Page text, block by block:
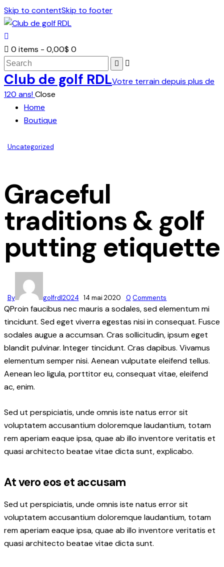
Skip to contentSkip to footer
0 items - 0,00$ 0
Search
Club de golf RDLVotre terrain depuis plus de
120 ans!Close
Home
Boutique
facebook-
twitter-
dribble-
instagram
Uncategorized
Graceful
traditions & golf
putting etiquette
By golfrdl2024 14 mai 2020 0 Comments
QProin faucibus nec mauris a sodales, sed elementum mi
tincidunt. Sed eget viverra egestas nisi in consequat. Fusce
sodales augue a accumsan. Cras sollicitudin, ipsum eget
blandit pulvinar. Integer tincidunt. Cras dapibus. Vivamus
elementum semper nisi. Aenean vulputate eleifend tellus.
Aenean leo ligula, porttitor eu, consequat vitae, eleifend
ac, enim.
Sed ut perspiciatis, unde omnis iste natus error sit
voluptatem accusantium doloremque laudantium, totam
rem aperiam eaque ipsa, quae ab illo inventore veritatis et
quasi architecto beatae vitae dicta sunt, explicabo.
At vero eos et accusam
Sed ut perspiciatis, unde omnis iste natus error sit
voluptatem accusantium doloremque laudantium, totam
rem aperiam eaque ipsa, quae ab illo inventore veritatis et
quasi architecto beatae vitae dicta sunt.